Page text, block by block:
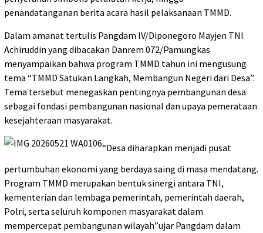
penandatanganan berita acara hasil pelaksanaan TMMD.
Dalam amanat tertulis Pangdam IV/Diponegoro Mayjen TNI
Achiruddin yang dibacakan Danrem 072/Pamungkas
menyampaikan bahwa program TMMD tahun ini mengusung
tema “TMMD Satukan Langkah, Membangun Negeri dari Desa”.
Tema tersebut menegaskan pentingnya pembangunan desa
sebagai fondasi pembangunan nasional dan upaya pemerataan
kesejahteraan masyarakat.
“Desa diharapkan menjadi pusat
pertumbuhan ekonomi yang berdaya saing di masa mendatang.
Program TMMD merupakan bentuk sinergi antara TNI,
kementerian dan lembaga pemerintah, pemerintah daerah,
Polri, serta seluruh komponen masyarakat dalam
mempercepat pembangunan wilayah”ujar Pangdam dalam